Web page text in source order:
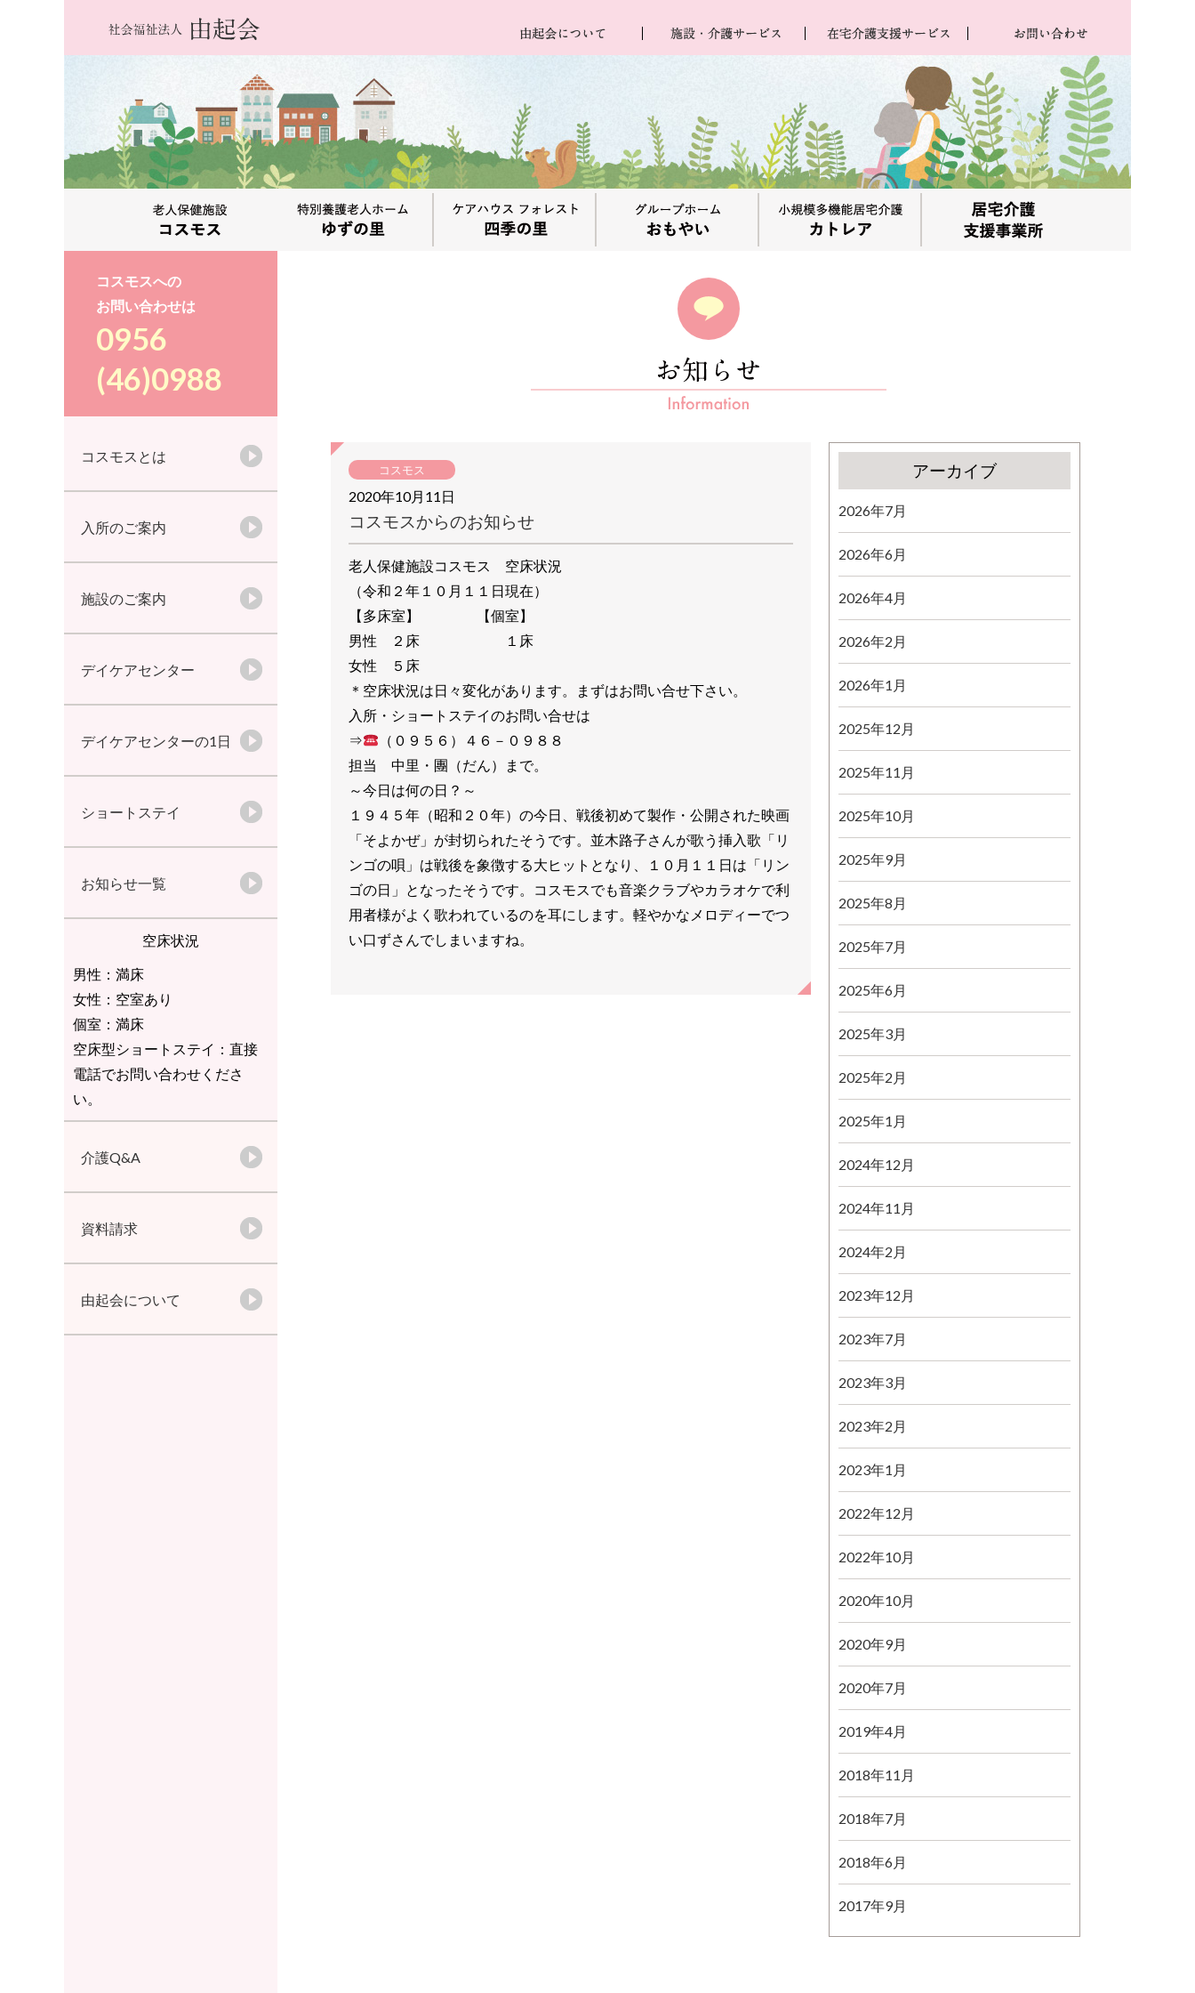
コスモスへの
お問い合わせは
0956
(46)0988
コスモスとは
入所のご案内
施設のご案内
デイケアセンター
デイケアセンターの1日
ショートステイ
お知らせ一覧
空床状況
男性：満床
女性：空室あり
個室：満床
空床型ショートステイ：直接
電話でお問い合わせくださ
い。
介護Q&A
資料請求
由起会について
コスモス
2020年10月11日
コスモスからのお知らせ
老人保健施設コスモス 空床状況
（令和２年１０月１１日現在）
【多床室】 【個室】
男性 ２床 １床
女性 ５床
＊空床状況は日々変化があります。まずはお問い合せ下さい。
入所・ショートステイのお問い合せは
⇒
（０９５６）４６－０９８８
担当 中里・團（だん）まで。
～今日は何の日？～
１９４５年（昭和２０年）の今日、戦後初めて製作・公開された映画
「そよかぜ」が封切られたそうです。並木路子さんが歌う挿入歌「リ
ンゴの唄」は戦後を象徴する大ヒットとなり、１０月１１日は「リン
ゴの日」となったそうです。コスモスでも音楽クラブやカラオケで利
用者様がよく歌われているのを耳にします。軽やかなメロディーでつ
い口ずさんでしまいますね。
アーカイブ
2026年7月
2026年6月
2026年4月
2026年2月
2026年1月
2025年12月
2025年11月
2025年10月
2025年9月
2025年8月
2025年7月
2025年6月
2025年3月
2025年2月
2025年1月
2024年12月
2024年11月
2024年2月
2023年12月
2023年7月
2023年3月
2023年2月
2023年1月
2022年12月
2022年10月
2020年10月
2020年9月
2020年7月
2019年4月
2018年11月
2018年7月
2018年6月
2017年9月